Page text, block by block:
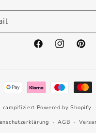
FacebookInstagram
campifiziert Powered by Shopify
AGB